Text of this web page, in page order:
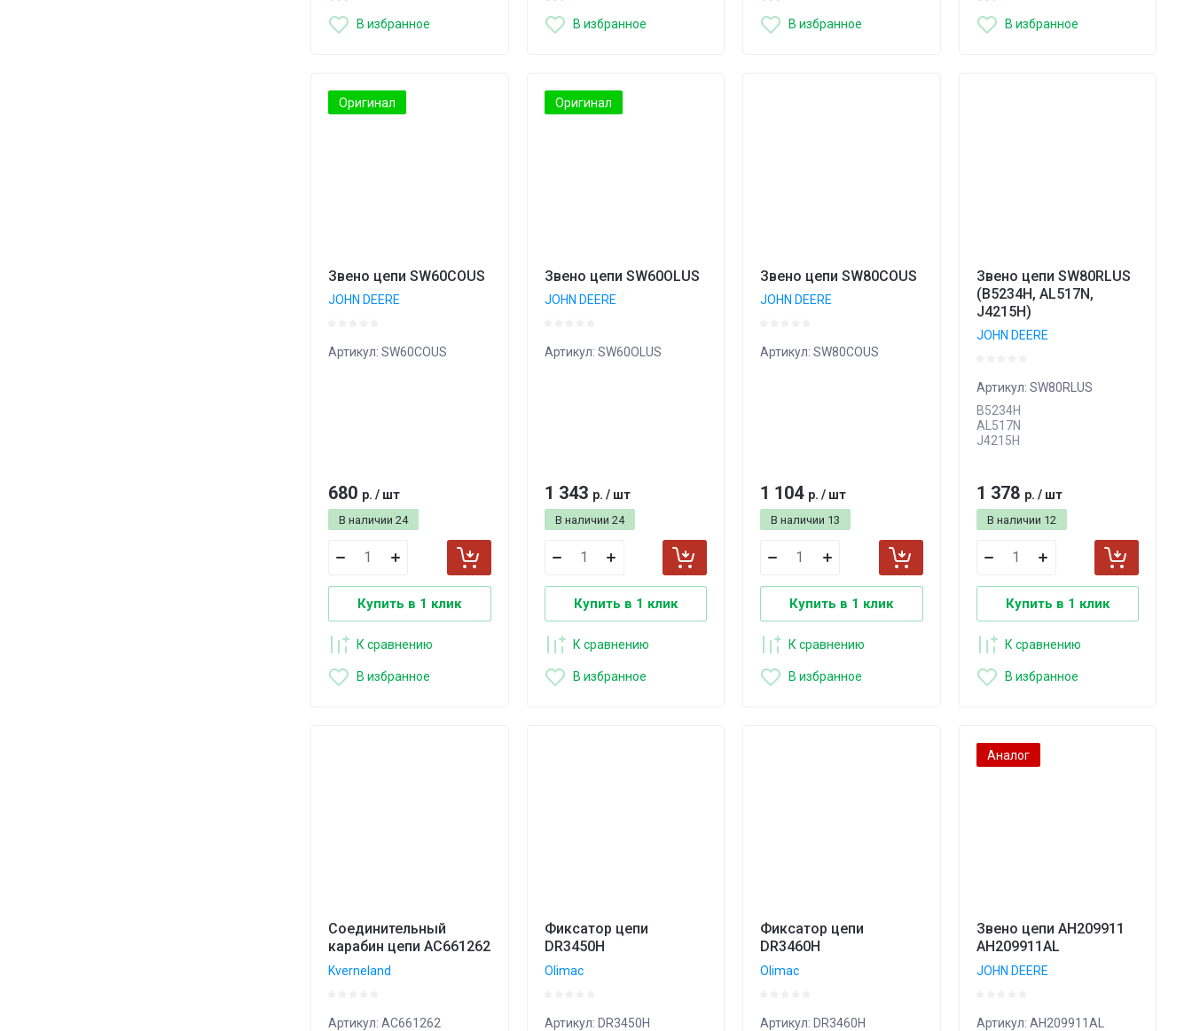
В избранное В избранное В избранное В избранное
Оригинал
Звено цепи SW60COUS
JOHN DEERE
Артикул: SW60COUS
В наличии 24
680 р. / шт
Купить в 1 клик
К сравнению
В избранное
Оригинал
Звено цепи SW60OLUS
JOHN DEERE
Артикул: SW60OLUS
В наличии 24
1 343 р. /шт
Купить в 1 клик
К сравнению
В избранное
Звено цепи SW80COUS
JOHN DEERE
Артикул: SW80COUS
В наличии 13
1 104 р. / шт
Купить в 1 клик
К сравнению
В избранное
Звено цепи SW80RLUS
(B5234Н, AL517N,
J4215H)
JOHN DEERE
Артикул: SW80RLUS
B5234Н
AL517N
J4215H
В наличии 12
1 378 р. /шт
Купить в 1 клик
К сравнению
В избранное
Соединительный
карабин цепи AC661262
Kverneland
Артикул: AC661262
Фиксатор цепи
DR3450H
Olimac
Артикул: DR3450H
Фиксатор цепи
DR3460H
Olimac
Артикул: DR3460H
Аналог
Звено цепи AH209911
AH209911AL
JOHN DEERE
Артикул: AH209911AL